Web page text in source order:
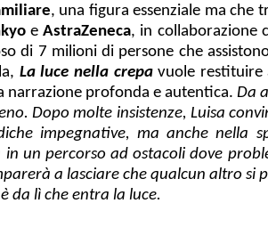
, una figura essenziale ma che
eAstraZeneca, in collaborazione
di 7 milioni di persone che
La luce nella crepavuole restituire
narrazione profonda e autentica. Da
Dopo molte insistenze, Luisa
impegnative, ma anche nella
un percorso ad ostacoli dove
a lasciare che qualcun altro si
da lì che entra la luce.